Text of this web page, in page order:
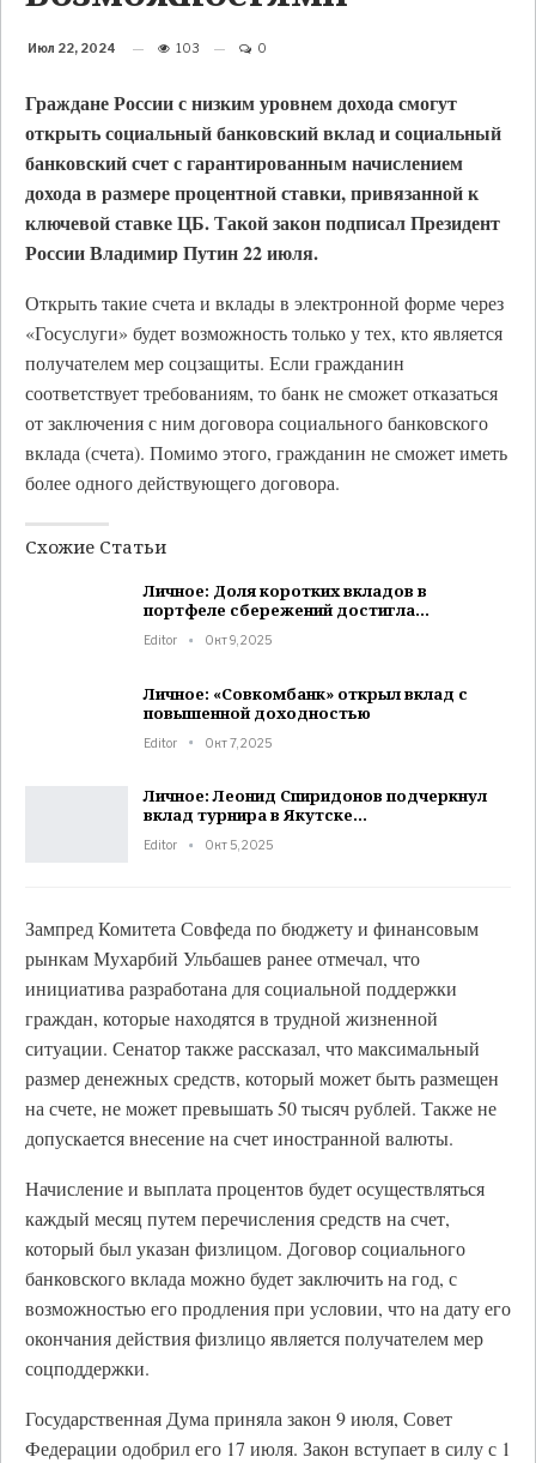
Июл 22, 2024 103 0
Граждане России с низким уровнем дохода смогут
открыть социальный банковский вклад и социальный
банковский счет с гарантированным начислением
дохода в размере процентной ставки, привязанной к
ключевой ставке ЦБ. Такой закон подписал Президент
России Владимир Путин 22 июля.
Открыть такие счета и вклады в электронной форме через
«Госуслуги» будет возможность только у тех, кто является
получателем мер соцзащиты. Если гражданин
соответствует требованиям, то банк не сможет отказаться
от заключения с ним договора социального банковского
вклада (счета). Помимо этого, гражданин не сможет иметь
более одного действующего договора.
Схожие Статьи
Личное: Доля коротких вкладов в
портфеле сбережений достигла…
Editor Окт 9, 2025
Личное: «Совкомбанк» открыл вклад с
повышенной доходностью
Editor Окт 7, 2025
Личное: Леонид Спиридонов подчеркнул
вклад турнира в Якутске…
Editor Окт 5, 2025
Зампред Комитета Совфеда по бюджету и финансовым
рынкам Мухарбий Ульбашев ранее отмечал, что
инициатива разработана для социальной поддержки
граждан, которые находятся в трудной жизненной
ситуации. Сенатор также рассказал, что максимальный
размер денежных средств, который может быть размещен
на счете, не может превышать 50 тысяч рублей. Также не
допускается внесение на счет иностранной валюты.
Начисление и выплата процентов будет осуществляться
каждый месяц путем перечисления средств на счет,
который был указан физлицом. Договор социального
банковского вклада можно будет заключить на год, с
возможностью его продления при условии, что на дату его
окончания действия физлицо является получателем мер
соцподдержки.
Государственная Дума приняла закон 9 июля, Совет
Федерации одобрил его 17 июля. Закон вступает в силу с 1